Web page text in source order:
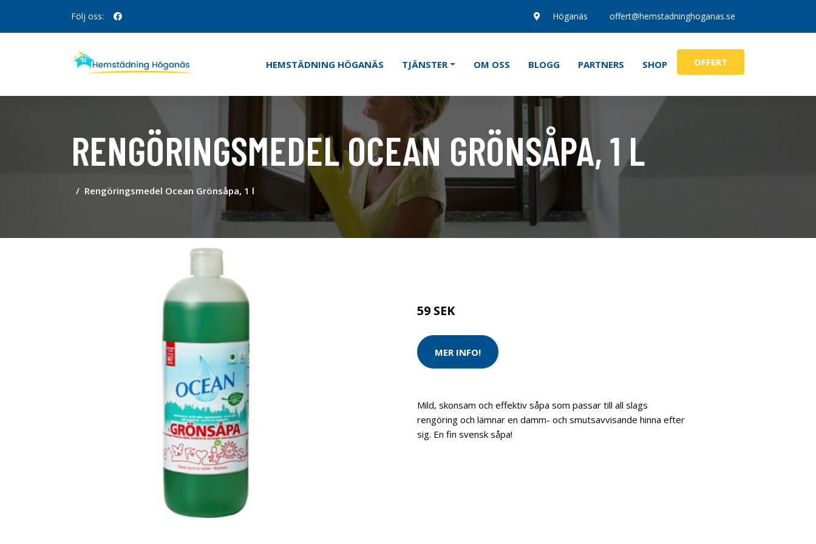
Följ oss: Höganäs offert@hemstadninghoganas.se
HEMSTÄDNING HÖGANÄS TJÄNSTER OM OSS BLOGG PARTNERS SHOP OFFERT
RENGÖRINGSMEDEL OCEAN GRÖNSÅPA, 1 L
Rengöringsmedel Ocean Grönsåpa, 1 l
59 SEK
MER INFO!
Mild, skonsam och effektiv såpa som passar till all slags
rengöring och lämnar en damm- och smutsavvisande hinna efter
sig. En fin svensk såpa!